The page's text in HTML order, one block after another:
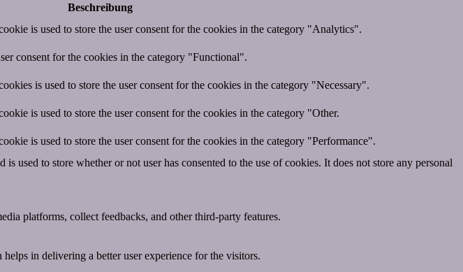
Beschreibung
is used to store the user consent for the cookies in the category "Analytics".
consent for the cookies in the category "Functional".
is used to store the user consent for the cookies in the category "Necessary".
is used to store the user consent for the cookies in the category "Other.
is used to store the user consent for the cookies in the category "Performance".
used to store whether or not user has consented to the use of cookies. It does not store any personal
platforms, collect feedbacks, and other third-party features.
in delivering a better user experience for the visitors.